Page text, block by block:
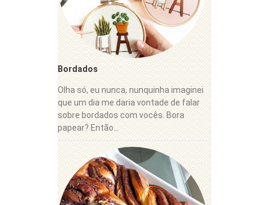
Bordados
Olha só, eu nunca, nunquinha imaginei
que um dia me daria vontade de falar
sobre bordados com vocês. Bora
papear? Então...